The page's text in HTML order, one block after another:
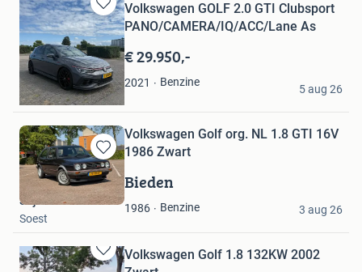
Bewaren
in
Mijn
Favorieten
Volkswagen GOLF 2.0 GTI Clubsport
PANO/CAMERA/IQ/ACC/Lane As
€ 29.950,-
2021 Benzine
Fatih 03
Heerhugowaard
5 aug 26
Bewaren
in
Mijn
Favorieten
Volkswagen Golf org. NL 1.8 GTI 16V
1986 Zwart
Bieden
1986 Benzine
Stijn
Soest
3 aug 26
Bewaren
Volkswagen Golf 1.8 132KW 2002